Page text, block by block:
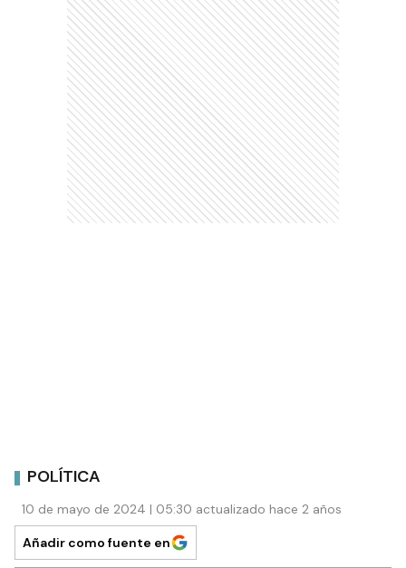
POLÍTICA
10 de mayo de 2024 | 05:30 actualizado hace 2 años
Añadir como fuente en